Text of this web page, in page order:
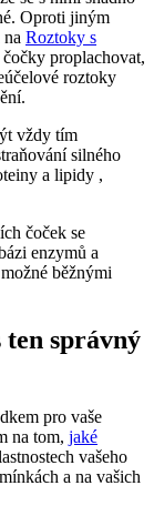
Oproti jiným
Roztoky s
proplachovat,
roztoky
vždy tím
silného
a lipidy ,
čoček se
enzymů a
běžnými
ten správný
pro vaše
na tom, jaké
vašeho
a na vašich